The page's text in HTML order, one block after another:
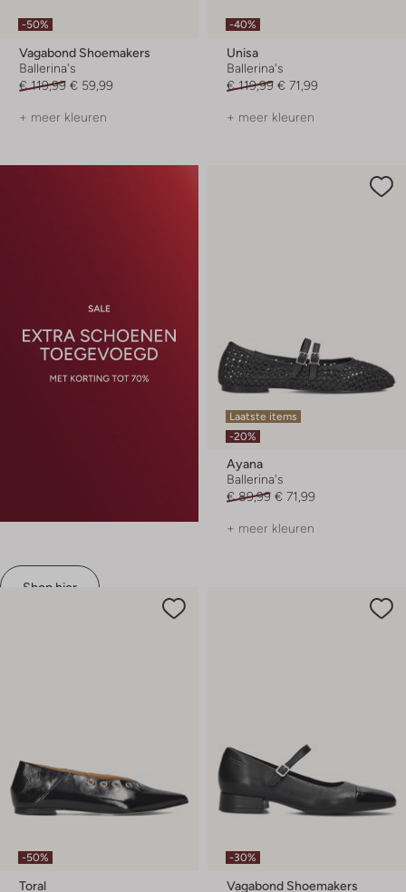
-50%
Vagabond Shoemakers
Ballerina's
€ 119,99 € 59,99
+ meer kleuren
-40%
Unisa
Ballerina's
€ 119,99 € 71,99
+ meer kleuren
Shop hier
Laatste items
-20%
Ayana
Ballerina's
€ 89,99 € 71,99
+ meer kleuren
-50%
Toral
-30%
Vagabond Shoemakers